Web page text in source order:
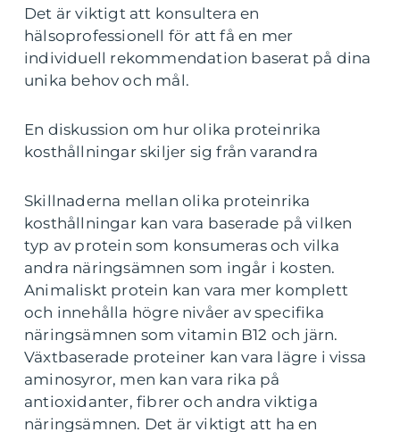
Det är viktigt att konsultera en
hälsoprofessionell för att få en mer
individuell rekommendation baserat på dina
unika behov och mål.
En diskussion om hur olika proteinrika
kosthållningar skiljer sig från varandra
Skillnaderna mellan olika proteinrika
kosthållningar kan vara baserade på vilken
typ av protein som konsumeras och vilka
andra näringsämnen som ingår i kosten.
Animaliskt protein kan vara mer komplett
och innehålla högre nivåer av specifika
näringsämnen som vitamin B12 och järn.
Växtbaserade proteiner kan vara lägre i vissa
aminosyror, men kan vara rika på
antioxidanter, fibrer och andra viktiga
näringsämnen. Det är viktigt att ha en